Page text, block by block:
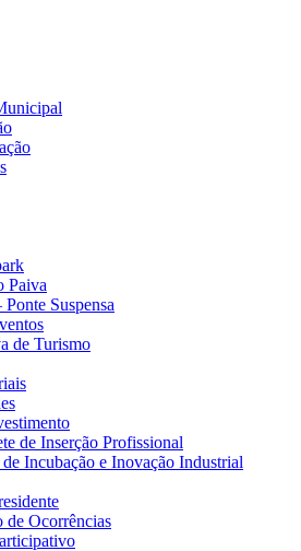
Paiva
Suspensa
de Turismo
de Inserção Profissional
Incubação e Inovação Industrial
de Ocorrências